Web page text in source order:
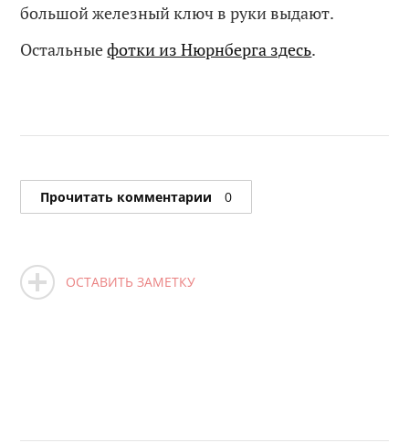
большой железный ключ в руки выдают.
Остальныефотки из Нюрнберга здесь.
Прочитать комментарии 0
ОСТАВИТЬ ЗАМЕТКУ